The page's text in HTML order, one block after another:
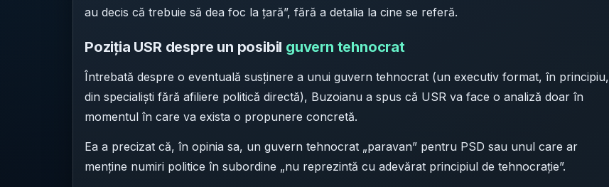
au decis că trebuie să dea foc la țară”, fără a detalia la cine se referă.
Poziția USR despre un posibil guvern tehnocrat
Întrebată despre o eventuală susținere a unui guvern tehnocrat (un executiv format, în principiu,
din specialiști fără afiliere politică directă), Buzoianu a spus că USR va face o analiză doar în
momentul în care va exista o propunere concretă.
Ea a precizat că, în opinia sa, un guvern tehnocrat „paravan” pentru PSD sau unul care ar
menține numiri politice în subordine „nu reprezintă cu adevărat principiul de tehnocrație”.